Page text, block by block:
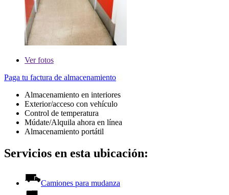
Verfotos
Paga tu factura de almacenamiento
Almacenamiento en interiores
Exterior/acceso con vehículo
Control de temperatura
Múdate/Alquila ahora en línea
Almacenamiento portátil
Servicios en esta ubicación:
Camiones para mudanza